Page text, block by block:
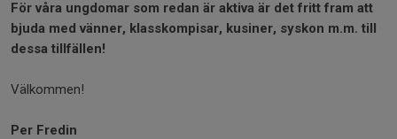
För våra ungdomar som redan är aktiva är det fritt fram att
bjuda med vänner, klasskompisar, kusiner, syskon m.m. till
dessa tillfällen!
Välkommen!
Per Fredin